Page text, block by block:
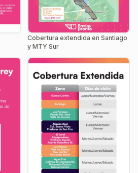
Cobertura extendida en Santiago
y MTY Sur